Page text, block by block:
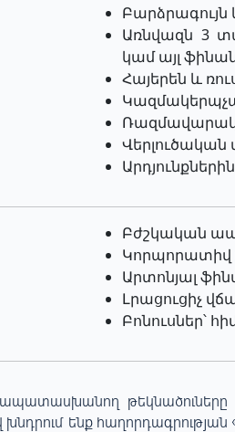
Բարձրագույն
Առնվազն 3
կամ այլ
Հայերեն և
Վերլուծական
Բժշկական
Կորպորատիվ
Արտոնյալ
Լրացուցիչ
Բոնուսներ՝
թեկնածուները
ենք